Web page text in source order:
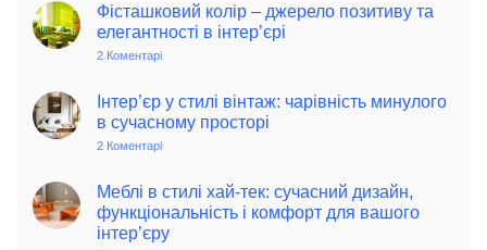
автентичний
колониальний
стиль
особливості
та
поради
Фісташковий колір – джерело позитиву та
елегантності в інтер’єрі
2 Коментарі
–
джерело
позитиву
інтер’єрі
Інтер’єр у стилі вінтаж: чарівність минулого
в сучасному просторі
2 Коментарі
стилі
чарівність
минулого
в
Меблі в стилі хай-тек: сучасний дизайн,
функціональність і комфорт для вашого
інтер’єру